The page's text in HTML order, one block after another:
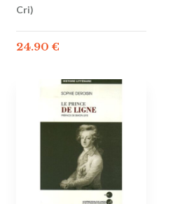
Cri)
24.90 €